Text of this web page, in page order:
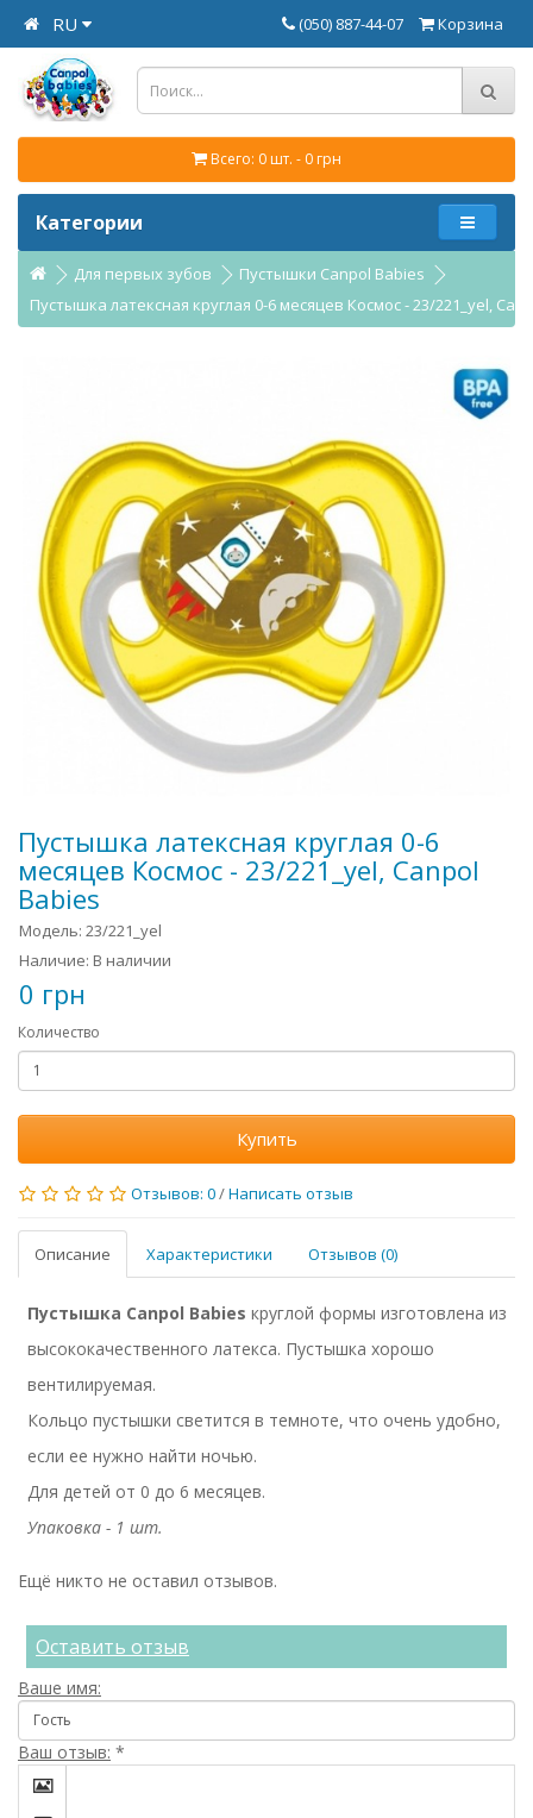
RU Корзина
(050) 887-44-07
Всего: 0 шт. - 0 грн
Категории
Для первых зубов
Пустышки Canpol Babies
Пустышка латексная круглая 0-6 месяцев Космос - 23/221_yel,
Пустышка латексная круглая 0-6
месяцев Космос - 23/221_yel, Canpol
Babies
Модель: 23/221_yel
Наличие: В наличии
0 грн
Количество
Купить
Отзывов: 0/Написать отзыв
Описание Характеристики Отзывов (0)
Пустышка Canpol Babiesкруглой формы изготовлена из
высококачественного латекса. Пустышка хорошо
вентилируемая.
Кольцо пустышки светится в темноте, что очень удобно,
если ее нужно найти ночью.
Для детей от 0 до 6 месяцев.
Упаковка - 1 шт.
Ещё никто не оставил отзывов.
Оставить отзыв
Ваше имя:
Ваш отзыв: *
